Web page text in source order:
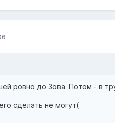
ровно до Зова. Потом - в
сделать не могут(